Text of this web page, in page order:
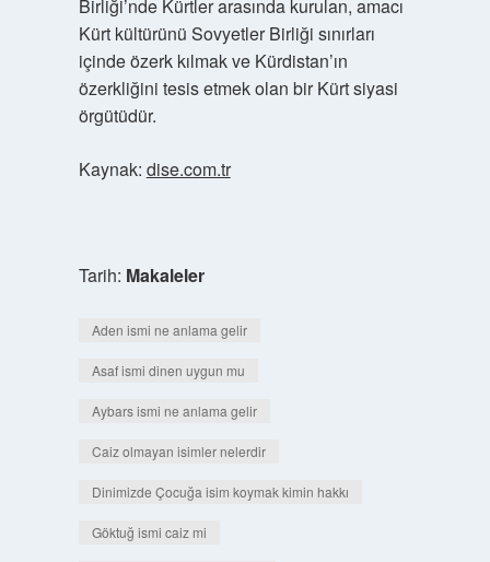
Birliği’nde Kürtler arasında kurulan, amacı
Kürt kültürünü Sovyetler Birliği sınırları
içinde özerk kılmak ve Kürdistan’ın
özerkliğini tesis etmek olan bir Kürt siyasi
örgütüdür.
Kaynak: dise.com.tr
Tarih: Makaleler
Aden ismi ne anlama gelir
Asaf ismi dinen uygun mu
Aybars ismi ne anlama gelir
Caiz olmayan isimler nelerdir
Dinimizde Çocuğa isim koymak kimin hakkı
Göktuğ ismi caiz mi